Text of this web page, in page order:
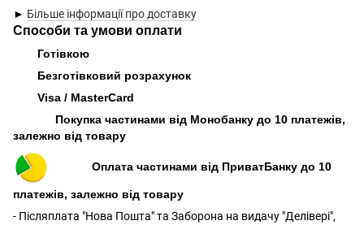
► Більше інформації про доставку
Способи та умови оплати
Готівкою
Безготівковий розрахунок
Visa / MasterCard
Покупка частинами від Монобанку до 10 платежів,
залежно від товару
Оплата частинами від ПриватБанку до 10
платежів, залежно від товару
- Післяплата "Нова Пошта" та Заборона на видачу "Делівері",